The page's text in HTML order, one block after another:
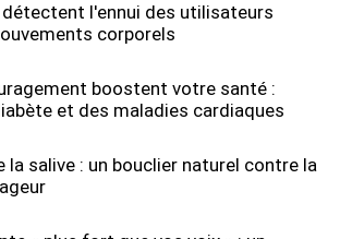
l'ennui des utilisateurs
corporels
boostent votre santé :
et des maladies cardiaques
la salive : un bouclier naturel contre la